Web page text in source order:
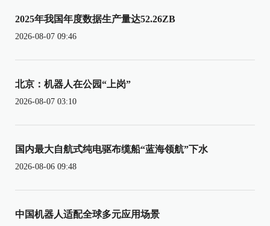
2025年我国年度数据生产量达52.26ZB
2026-08-07 09:46
北京：机器人在公园“上岗”
2026-08-07 03:10
国内最大自航式纯电驱布缆船“蓝海领航”下水
2026-08-06 09:48
中国机器人适配全球多元应用场景